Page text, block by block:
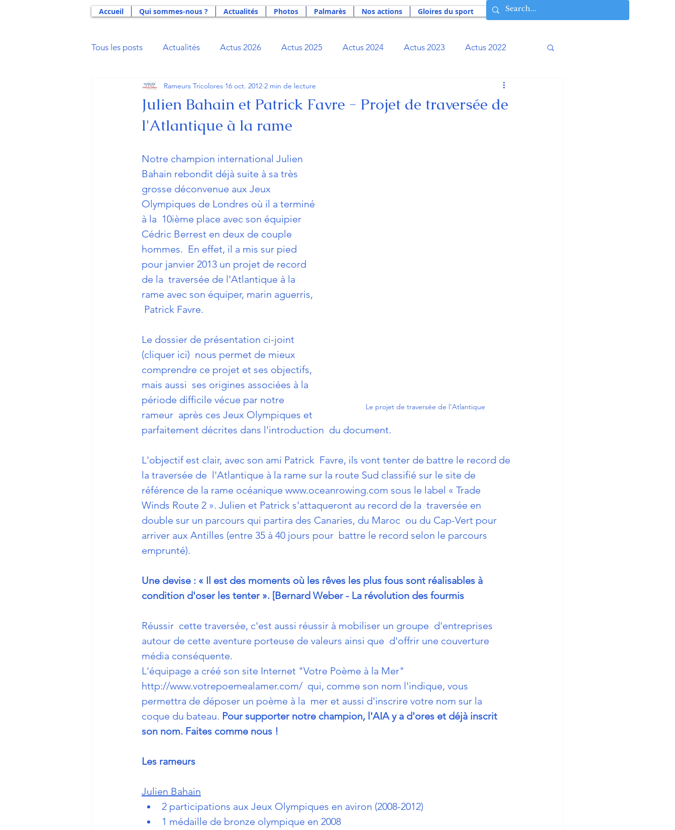
Accueil Qui sommes-nous ? Actualités Photos Palmarès Nos actions Gloires du sport
Tous les posts Actualités Actus 2026 Actus 2025 Actus 2024 Actus 2023 Actus 2022
Actus 2021 Actus 2020 Actus 2019 Actus 2018 Actus 2015
Actus 2014 Actus 2013 Actus 2012
Aide Double Projet U23 Bibliothèque du rameur
Gloires du Sport La Dénage Newsletter Nos actions
Julien Bahain et Patrick Favre - Projet de traversée de
l'Atlantique à la rame
Rameurs Tricolores 16 oct. 2012 2 min de lecture
Le projet de traversée de l'Atlantique
Notre champion international Julien
Bahain rebondit déjà suite à sa très
grosse déconvenue aux Jeux
Olympiques de Londres où il a terminé
à la  10ième place avec son équipier
Cédric Berrest en deux de couple
hommes.  En effet, il a mis sur pied
pour janvier 2013 un projet de record
de la  traversée de l'Atlantique à la
rame avec son équiper, marin aguerris,
Patrick Favre.
Le dossier de présentation ci-joint
(cliquer ici)
  nous permet de mieux
comprendre ce projet et ses objectifs,
mais aussi  ses origines associées à la
période difficile vécue par notre
rameur  après ces Jeux Olympiques et
parfaitement décrites dans l'introduction  du document.
L'objectif est clair, avec son ami Patrick  Favre, ils vont tenter de battre le record de
la traversée de  l'Atlantique à la rame sur la route Sud classifié sur le site de
référence de la rame océanique www.oceanrowing.com sous le label « Trade
Winds Route 2 ». Julien et Patrick s'attaqueront au record de la  traversée en
double sur un parcours qui partira des Canaries, du Maroc  ou du Cap-Vert pour
arriver aux Antilles (entre 35 à 40 jours pour  battre le record selon le parcours
emprunté).
Une devise : « Il est des moments où les rêves les plus fous sont réalisables à
condition d'oser les tenter ». [Bernard Weber - La révolution des fourmis
Réussir  cette traversée, c'est aussi réussir à mobiliser un groupe  d'entreprises
autour de cette aventure porteuse de valeurs ainsi que  d'offrir une couverture
média conséquente.
L'équipage a créé son site Internet "Votre Poème à la Mer"
http://www.votrepoemealamer.com/ qui, comme son nom l'indique, vous
permettra de déposer un poème à la  mer et aussi d'inscrire votre nom sur la
coque du bateau. Pour supporter notre champion, l'AIA y a d'ores et déjà inscrit
son nom. Faites comme nous !
Les rameurs
Julien Bahain
2 participations aux Jeux Olympiques en aviron (2008-­2012)
1 médaille de bronze olympique en 2008